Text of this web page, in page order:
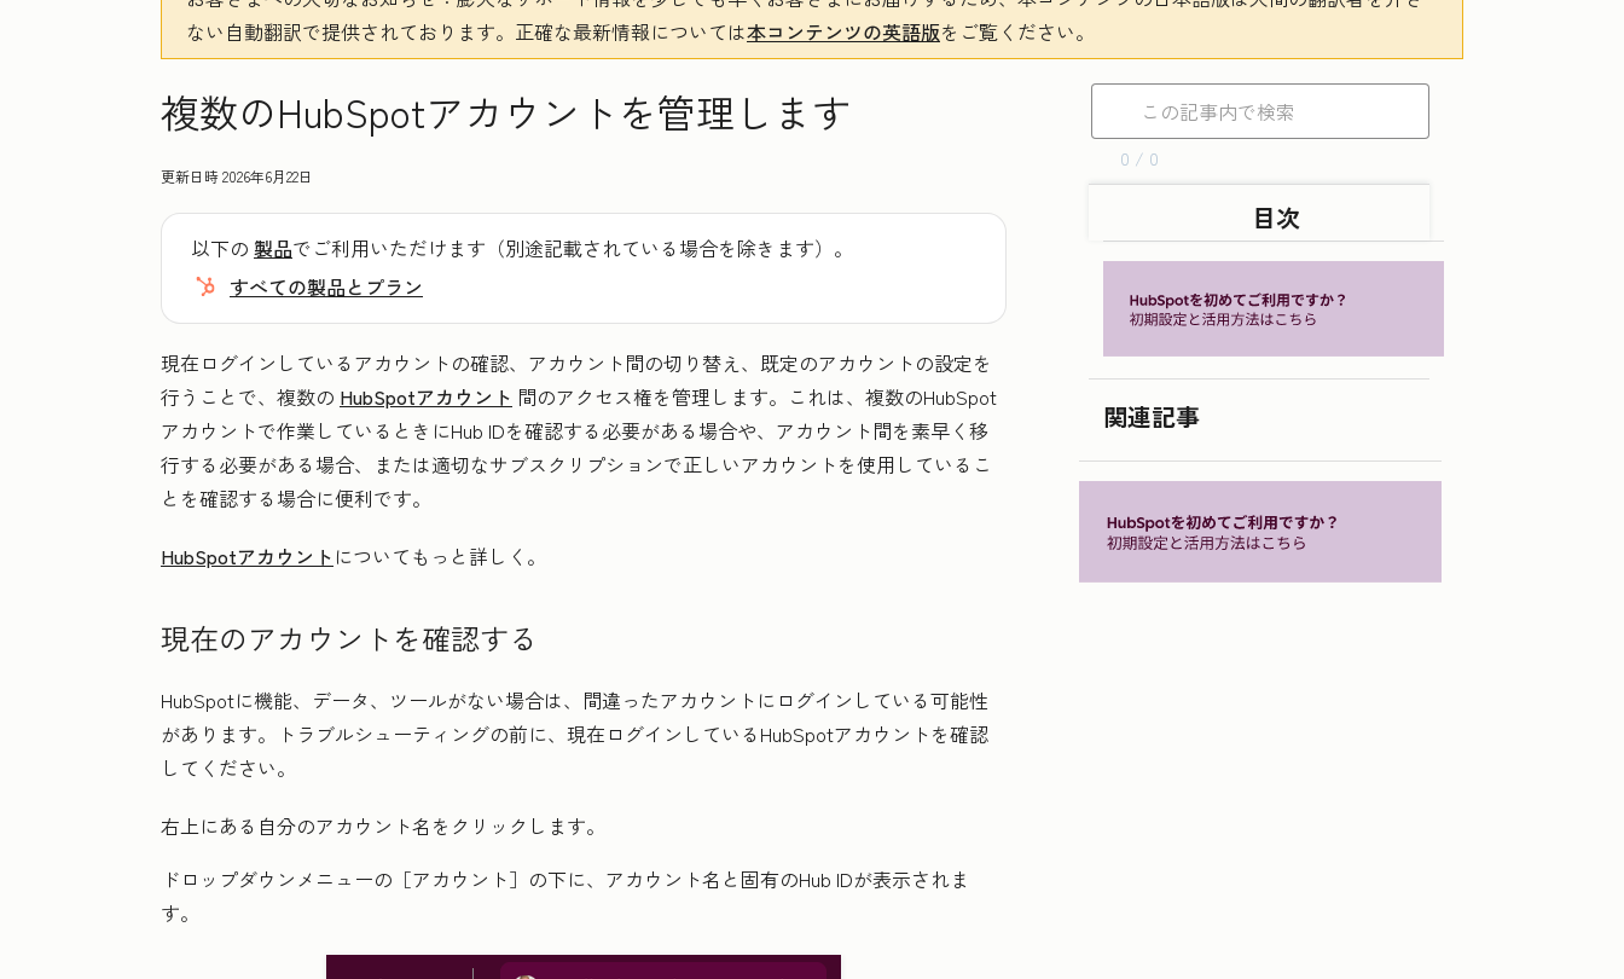
ない自動翻訳で提供されております。 正確な最新情報については本コンテンツの英語版をご覧ください。
複数のHubSpotアカウントを管理します
更新日時2026年6月22日
以下の 製品でご利用いただけます（別途記載されている場合を除きます）。
すべての製品とプラン
現在ログインしているアカウントの確認、アカウント間の切り替え、既定のアカウントの設定を
行うことで、複数の HubSpotアカウント 間のアクセス権を管理します。これは、複数のHubSpot
アカウントで作業しているときにHub IDを確認する必要がある場合や、アカウント間を素早く移
行する必要がある場合、または適切なサブスクリプションで正しいアカウントを使用しているこ
とを確認する場合に便利です。
HubSpotアカウント についてもっと詳しく。
現在のアカウントを確認する
HubSpotに機能、データ、ツールがない場合は、間違ったアカウントにログインしている可能性
があります。トラブルシューティングの前に、現在ログインしているHubSpotアカウントを確認
してください。
右上にある自分のアカウント名 をクリックします。
ドロップダウンメニューの［アカウント］の下に、アカウント名と固有のHub IDが表示されま
す。
0 / 0
目次
関連記事